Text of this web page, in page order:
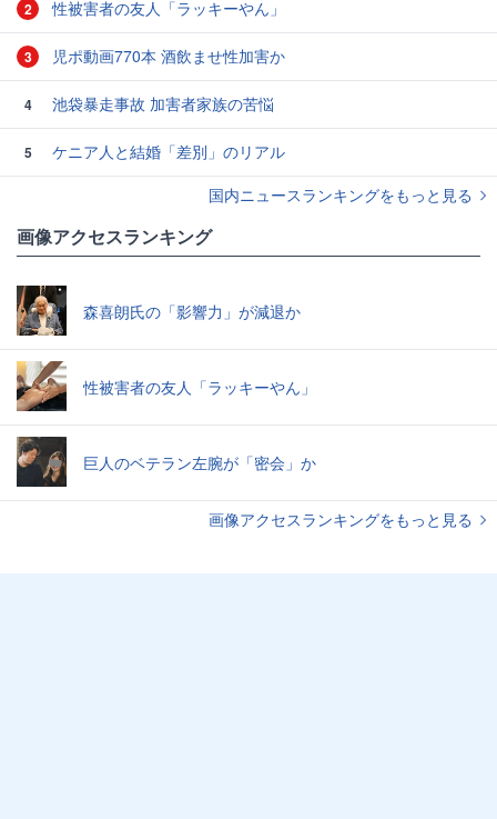
2 性被害者の友人「ラッキーやん」
3 児ポ動画770本 酒飲ませ性加害か
4 池袋暴走事故 加害者家族の苦悩
5
ケニア人と結婚「差別」のリアル
国内ニュースランキングをもっと見る
画像アクセスランキング
森喜朗氏の「影響力」が減退か
性被害者の友人「ラッキーやん」
巨人のベテラン左腕が「密会」か
画像アクセスランキングをもっと見る